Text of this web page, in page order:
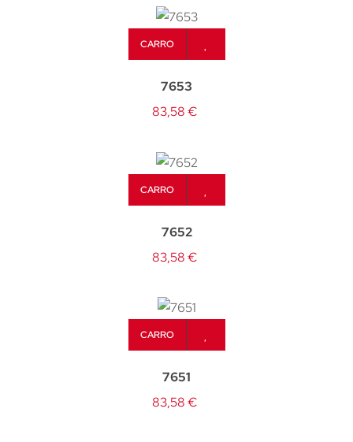
CARRO
7653
83,58 €
CARRO
7652
83,58 €
CARRO
7651
83,58 €